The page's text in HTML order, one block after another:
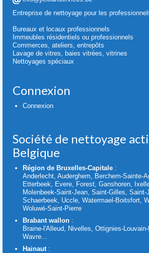
Entreprise de nettoyage pour les
Bureaux et locaux professionnels
Immeubles résidentiels ou professionnels
Commerces, ateliers, entrepôts
Lavage de vitres, baies vitrées, vitrines
Nettoyages spéciaux
Connexion
Connexion
Société de nettoyage
Belgique
Région de Bruxelles-Capitale :
Anderlecht, Auderghem, Berchem-Sainte-
Etterbeek, Evere, Forest, Ganshoren,
Molenbeek-Saint-Jean, Saint-Gilles, Saint-
Schaerbeek, Uccle, Watermael-Boitsfort,
Woluwé-Saint-Pierre
Brabant wallon :
Braine-l'Alleud, Nivelles, Ottignies-Louvain-
Wavre...
Hainaut :